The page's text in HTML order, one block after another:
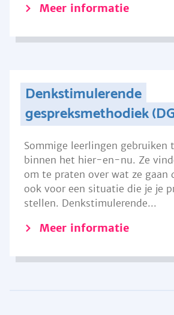
Meer informatie
Denkstimulerende
gespreksmethodiek
Sommige leerlingen gebruiken
binnen het hier-en-nu. Ze
om te praten over wat ze gaan
ook voor een situatie die je je
stellen. Denkstimulerende...
Meer informatie